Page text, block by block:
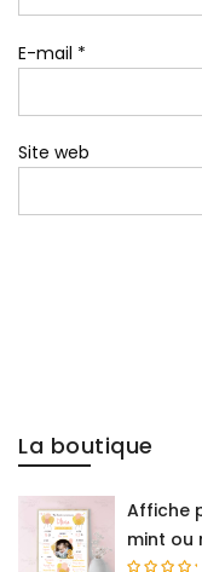
E-mail *
Site web
La boutique
Affiche
mint ou